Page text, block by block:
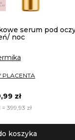
serum pod
noc
PLACENTA
zł
399,93 zł
koszyka